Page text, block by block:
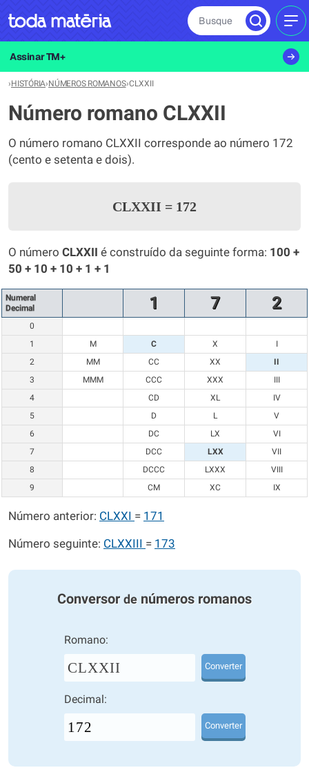
Busque
Assinar TM+
›HISTÓRIA›NÚMEROS ROMANOS›CLXXII
Número romano CLXXII
O número romano CLXXII corresponde ao número 172
(cento e setenta e dois).
CLXXII = 172
O número CLXXII é construído da seguinte forma: 100 +
50 + 10 + 10 + 1 + 1
Numeral
Decimal
1 7 2
0
1
M C X
I
2
MM CC XX
II
3
MMM CCC XXX
III
4
CD XL
IV
5
D L
V
6
DC LX
VI
7
DCC LXX
VII
8
DCCC LXXX
VIII
9
CM XC IX
Número anterior: CLXXI = 171
Número seguinte: CLXXIII = 173
Conversor de números romanos
Romano:
CLXXII Converter
Decimal:
Converter